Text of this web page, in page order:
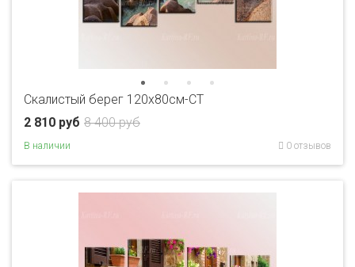
Скалистый берег 120х80см-CT
8 400 руб
2 810 руб
В наличии 0 отзывов